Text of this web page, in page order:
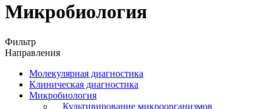
Микробиология
Фильтр
Направления
Молекулярная диагностика
Клиническая диагностика
Микробиология
Культивирование микроорганизмов